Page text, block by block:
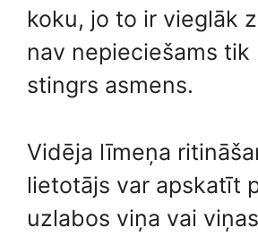
koku, jo to ir vieglāk
nav nepieciešams tik
stingrs asmens.
Vidēja līmeņa
lietotājs var apskatīt
uzlabos viņa vai